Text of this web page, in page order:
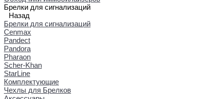
Брелки для сигнализаций
Назад
Брелки для сигнализаций
Cenmax
Pandect
Pandora
Pharaon
Scher-Khan
StarLine
Комплектующие
Чехлы для Брелков